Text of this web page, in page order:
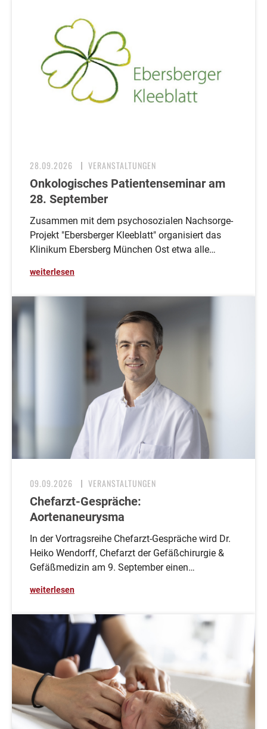
28.09.2026 VERANSTALTUNGEN
Onkologisches Patientenseminar am
28. September
Zusammen mit dem psychosozialen Nachsorge-
Projekt "Ebersberger Kleeblatt" organisiert das
Klinikum Ebersberg München Ost etwa alle…
weiterlesen
09.09.2026 VERANSTALTUNGEN
Chefarzt-Gespräche:
Aortenaneurysma
In der Vortragsreihe Chefarzt-Gespräche wird Dr.
Heiko Wendorff, Chefarzt der Gefäßchirurgie &
Gefäßmedizin am 9. September einen…
weiterlesen